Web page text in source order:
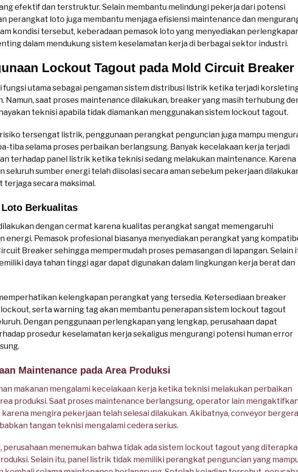
efektif dan terstruktur. Selain membantu melindungi pekerja dari potensi
perangkat loto juga membantu menjaga efisiensi maintenance dan
kondisi tersebut, keberadaan pemasok loto yang menyediakan
dalam mendukung sistem keselamatan kerja di berbagai sektor industri.
Lockout Tagout pada Mold Circuit Breaker
fungsi utama sebagai pengaman sistem distribusi listrik ketika terjadi
Namun, saat proses maintenance dilakukan, breaker yang masih terhubung
teknisi apabila tidak diamankan menggunakan sistem lockout tagout.
tersengat listrik, penggunaan perangkat penguncian juga mampu
tiba selama proses perbaikan berlangsung. Banyak kecelakaan kerja terjadi
terhadap panel listrik ketika teknisi sedang melakukan maintenance. Karena
seluruh sumber energi telah diisolasi secara aman sebelum pekerjaan
secara maksimal.
Berkualitas
dengan cermat karena kualitas perangkat sangat memengaruhi
energi. Pemasok profesional biasanya menyediakan perangkat yang
Breaker sehingga mempermudah proses pemasangan di lapangan. Selain
daya tahan tinggi agar dapat digunakan dalam lingkungan kerja berat dan
kelengkapan perangkat yang tersedia. Ketersediaan breaker
serta warning tag akan membantu penerapan sistem lockout tagout
Dengan penggunaan perlengkapan yang lengkap, perusahaan dapat
prosedur keselamatan kerja sekaligus mengurangi potensi human error
Maintenance pada Area Produksi
makanan mengalami kecelakaan kerja ketika teknisi melakukan perbaikan
produksi. Saat proses maintenance berlangsung, operator lain mengaktifkan
mengira pekerjaan telah selesai dilakukan. Akibatnya, conveyor
tangan teknisi mengalami cedera serius.
menemukan bahwa tidak ada sistem lockout tagout yang
Selain itu, panel listrik tidak memiliki perangkat penguncian yang